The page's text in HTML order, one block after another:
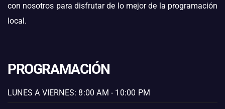
con nosotros para disfrutar de lo mejor de la programación
local.
PROGRAMACIÓN
LUNES A VIERNES: 8:00 AM - 10:00 PM